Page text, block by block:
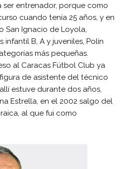
ser entrenador, porque como
cuando tenía 25 años, y en
San Ignacio de Loyola,
B, A y juveniles, Polín
más pequeñas.
al Caracas Fútbol Club ya
de asistente del técnico
estuve durante dos años,
Estrella, en el 2002 salgo del
al que fui como